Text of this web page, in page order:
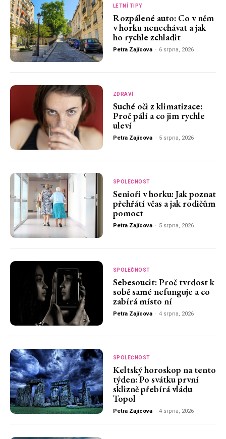
LETNÍ TIPY
Rozpálené auto: Co v něm
v horku nenechávat a jak
ho rychle zchladit
Petra Zajícova - 6 srpna, 2026
ZDRAVÍ
Suché oči z klimatizace:
Proč pálí a co jim rychle
uleví
Petra Zajícova - 5 srpna, 2026
SPOLEČNOST
Senioři v horku: Jak poznat
přehřátí včas a jak rodičům
pomoct
Petra Zajícova - 5 srpna, 2026
SPOLEČNOST
Sebesoucit: Proč tvrdost k
sobě samé nefunguje a co
zabírá místo ní
Petra Zajícova - 4 srpna, 2026
SPOLEČNOST
Keltský horoskop na tento
týden: Po svátku první
sklizně přebírá vládu
Topol
Petra Zajícova - 4 srpna, 2026